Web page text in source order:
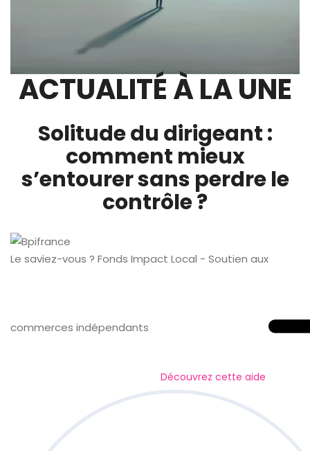
ACTUALITÉ À LA UNE
Solitude du dirigeant :
comment mieux
s’entourer sans perdre le
contrôle ?
Le saviez-vous ? Fonds Impact Local - Soutien aux
commerces indépendants
Découvrez cette aide